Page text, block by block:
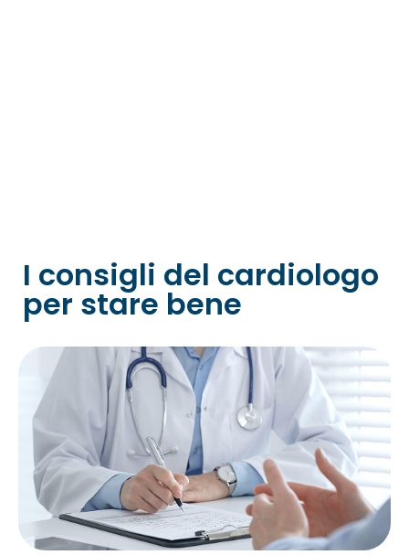
I consigli del cardiologo
per stare bene